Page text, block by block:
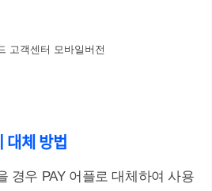
고객센터 모바일버전
대체 방법
경우 PAY 어플로 대체하여 사용